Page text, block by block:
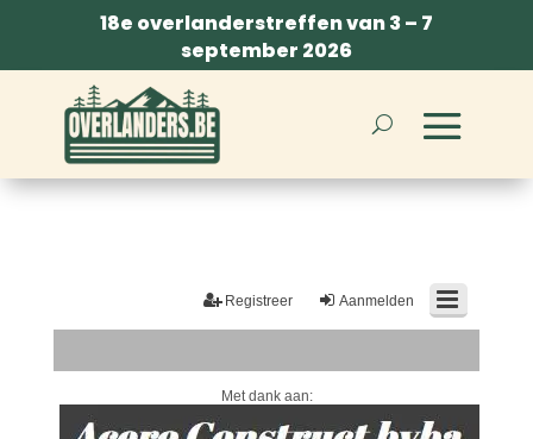
18e overlanderstreffen van 3 – 7
september 2026